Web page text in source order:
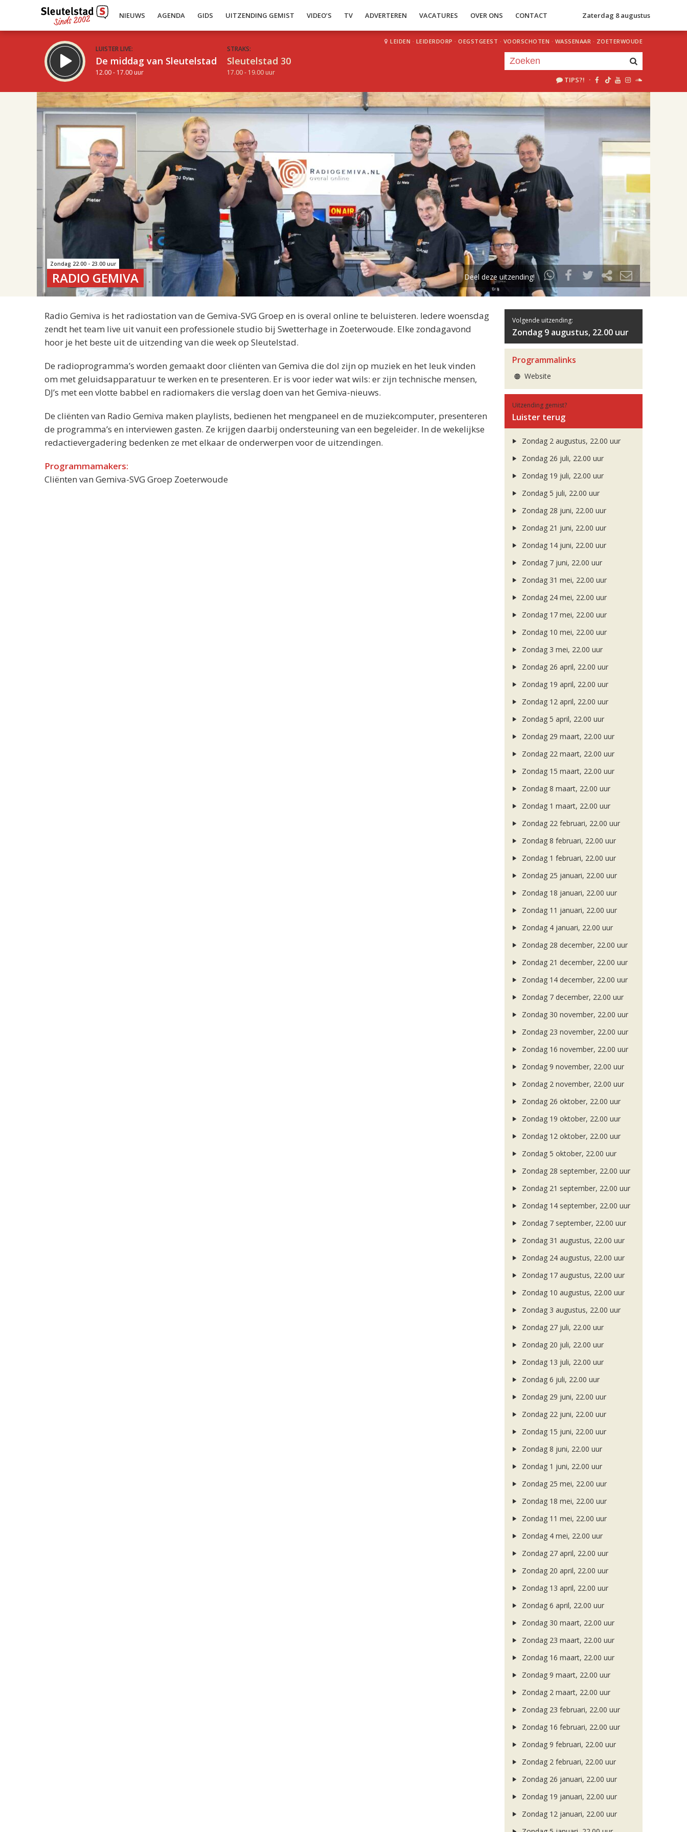
NIEUWS AGENDA GIDS UITZENDING GEMIST VIDEO’S TV ADVERTEREN VACATURES OVER ONS CONTACT Zaterdag 8 augustus
LUISTER LIVE:
De middag van Sleutelstad
12.00 - 17.00 uur
STRAKS:
Sleutelstad 30
17.00 - 19.00 uur
LEIDEN · LEIDERDORP · OEGSTGEEST · VOORSCHOTEN · WASSENAAR · ZOETERWOUDE
TIPS?! ·
22.00
Je luistert nu naar
uur 1 van 1
Zondag 22.00 - 23.00 uur
RADIO GEMIVA Deel deze uitzending!
Radio Gemiva is het radiostation van de Gemiva-SVG Groep en is overal online te beluisteren. Iedere woensdag
zendt het team live uit vanuit een professionele studio bij Swetterhage in Zoeterwoude. Elke zondagavond
hoor je het beste uit de uitzending van die week op Sleutelstad.
De radioprogramma’s worden gemaakt door cliënten van Gemiva die dol zijn op muziek en het leuk vinden
om met geluidsapparatuur te werken en te presenteren. Er is voor ieder wat wils: er zijn technische mensen,
DJ’s met een vlotte babbel en radiomakers die verslag doen van het Gemiva-nieuws.
De cliënten van Radio Gemiva maken playlists, bedienen het mengpaneel en de muziekcomputer, presenteren
de programma’s en interviewen gasten. Ze krijgen daarbij ondersteuning van een begeleider. In de wekelijkse
redactievergadering bedenken ze met elkaar de onderwerpen voor de uitzendingen.
Programmamakers:
Cliënten van Gemiva-SVG Groep Zoeterwoude
Volgende uitzending:
Zondag 9 augustus, 22.00 uur
Programmalinks
Website
Uitzending gemist?
Luister terug
Zondag 2 augustus, 22.00 uur
Zondag 26 juli, 22.00 uur
Zondag 19 juli, 22.00 uur
Zondag 5 juli, 22.00 uur
Zondag 28 juni, 22.00 uur
Zondag 21 juni, 22.00 uur
Zondag 14 juni, 22.00 uur
Zondag 7 juni, 22.00 uur
Zondag 31 mei, 22.00 uur
Zondag 24 mei, 22.00 uur
Zondag 17 mei, 22.00 uur
Zondag 10 mei, 22.00 uur
Zondag 3 mei, 22.00 uur
Zondag 26 april, 22.00 uur
Zondag 19 april, 22.00 uur
Zondag 12 april, 22.00 uur
Zondag 5 april, 22.00 uur
Zondag 29 maart, 22.00 uur
Zondag 22 maart, 22.00 uur
Zondag 15 maart, 22.00 uur
Zondag 8 maart, 22.00 uur
Zondag 1 maart, 22.00 uur
Zondag 22 februari, 22.00 uur
Zondag 8 februari, 22.00 uur
Zondag 1 februari, 22.00 uur
Zondag 25 januari, 22.00 uur
Zondag 18 januari, 22.00 uur
Zondag 11 januari, 22.00 uur
Zondag 4 januari, 22.00 uur
Zondag 28 december, 22.00 uur
Zondag 21 december, 22.00 uur
Zondag 14 december, 22.00 uur
Zondag 7 december, 22.00 uur
Zondag 30 november, 22.00 uur
Zondag 23 november, 22.00 uur
Zondag 16 november, 22.00 uur
Zondag 9 november, 22.00 uur
Zondag 2 november, 22.00 uur
Zondag 26 oktober, 22.00 uur
Zondag 19 oktober, 22.00 uur
Zondag 12 oktober, 22.00 uur
Zondag 5 oktober, 22.00 uur
Zondag 28 september, 22.00 uur
Zondag 21 september, 22.00 uur
Zondag 14 september, 22.00 uur
Zondag 7 september, 22.00 uur
Zondag 31 augustus, 22.00 uur
Zondag 24 augustus, 22.00 uur
Zondag 17 augustus, 22.00 uur
Zondag 10 augustus, 22.00 uur
Zondag 3 augustus, 22.00 uur
Zondag 27 juli, 22.00 uur
Zondag 20 juli, 22.00 uur
Zondag 13 juli, 22.00 uur
Zondag 6 juli, 22.00 uur
Zondag 29 juni, 22.00 uur
Zondag 22 juni, 22.00 uur
Zondag 15 juni, 22.00 uur
Zondag 8 juni, 22.00 uur
Zondag 1 juni, 22.00 uur
Zondag 25 mei, 22.00 uur
Zondag 18 mei, 22.00 uur
Zondag 11 mei, 22.00 uur
Zondag 4 mei, 22.00 uur
Zondag 27 april, 22.00 uur
Zondag 20 april, 22.00 uur
Zondag 13 april, 22.00 uur
Zondag 6 april, 22.00 uur
Zondag 30 maart, 22.00 uur
Zondag 23 maart, 22.00 uur
Zondag 16 maart, 22.00 uur
Zondag 9 maart, 22.00 uur
Zondag 2 maart, 22.00 uur
Zondag 23 februari, 22.00 uur
Zondag 16 februari, 22.00 uur
Zondag 9 februari, 22.00 uur
Zondag 2 februari, 22.00 uur
Zondag 26 januari, 22.00 uur
Zondag 19 januari, 22.00 uur
Zondag 12 januari, 22.00 uur